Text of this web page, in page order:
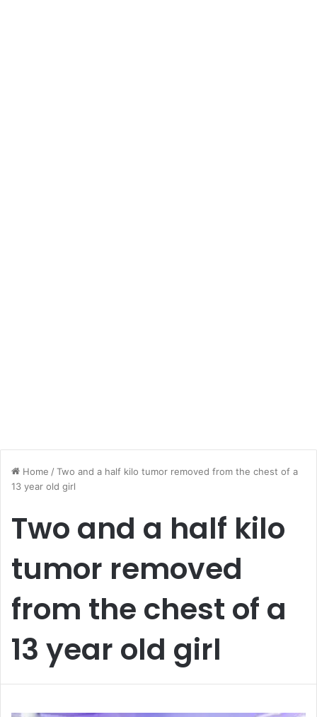
Home /Two and a half kilo tumor removed from the chest of a
13 year old girl
Two and a half kilo
tumor removed
from the chest of a
13 year old girl